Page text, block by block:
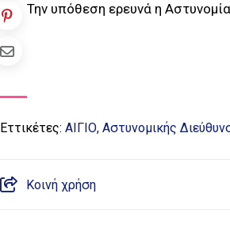
Την υπόθεση ερευνά η
Εττικέτες: ΑΙΓΙΟ Αστυνομικής
Κοινή χρήση